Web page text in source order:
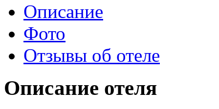
Описание
Фото
Отзывы об отеле
Описание отеля